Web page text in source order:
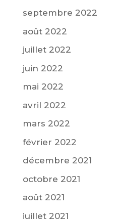
septembre 2022
août 2022
juillet 2022
juin 2022
mai 2022
avril 2022
mars 2022
février 2022
décembre 2021
octobre 2021
août 2021
juillet 2021